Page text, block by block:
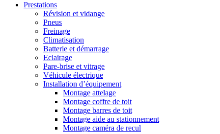
Prestations
Révision et vidange
Pneus
Freinage
Climatisation
Batterie et démarrage
Eclairage
Pare-brise et vitrage
Véhicule électrique
Installation d’équipement
Montage attelage
Montage coffre de toit
Montage barres de toit
Montage aide au stationnement
Montage caméra de recul